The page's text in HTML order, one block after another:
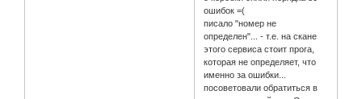
ошибок =(
писало "номер не
определен"... - т.е. на скане
этого сервиса стоит прога,
которая не определяет, что
именно за ошибки...
посоветовали обратиться в